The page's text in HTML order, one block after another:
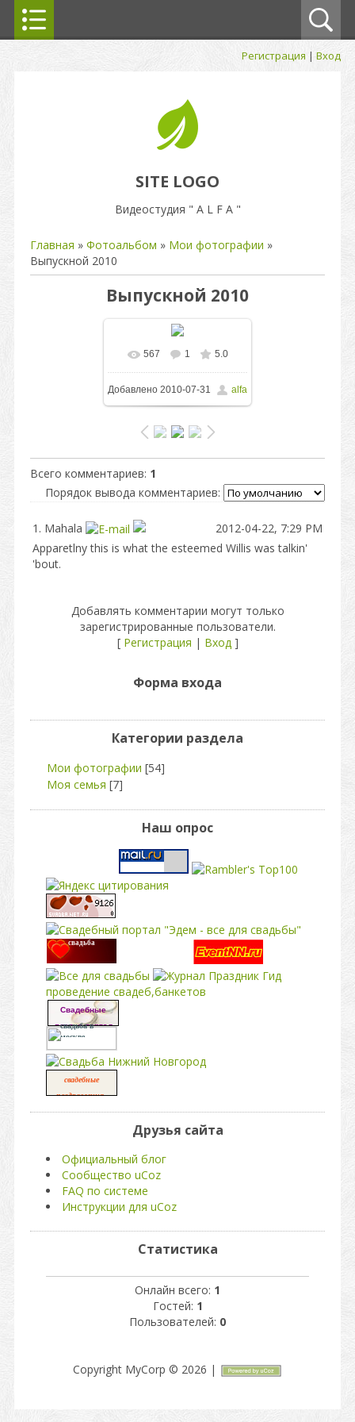
Регистрация |Вход
SITE LOGO
Видеостудия " A L F A "
Главная » Фотоальбом » Мои фотографии »
Выпускной 2010
Выпускной 2010
В реальном размере
1600x1066/ 141.3Kb
567 1 5.0
Добавлено 2010-07-31 alfa
Всего комментариев: 1
Порядок вывода комментариев:
1. Mahala
2012-04-22, 7:29 PM
Apparetlny this is what the esteemed Willis was talkin'
'bout.
Добавлять комментарии могут только
зарегистрированные пользователи.
[ Регистрация | Вход]
Форма входа
Категории раздела
Мои фотографии [54]
Моя семья [7]
Наш опрос
свадьба
проведение свадеб,банкетов
Свадебные
платья портал
свадьба в
москве
свадебные
поздравления,
свадьба
Друзья сайта
Официальный блог
Сообщество uCoz
FAQ по системе
Инструкции для uCoz
Статистика
Онлайн всего: 1
Гостей: 1
Пользователей: 0
Copyright MyCorp © 2026 |